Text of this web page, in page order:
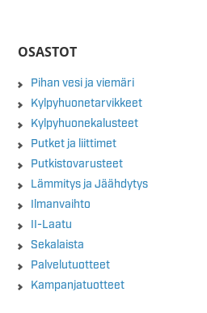
OSASTOT
Pihan vesi ja viemäri
Kylpyhuonetarvikkeet
Kylpyhuonekalusteet
Putket ja liittimet
Putkistovarusteet
Lämmitys ja Jäähdytys
Ilmanvaihto
II-Laatu
Sekalaista
Palvelutuotteet
Kampanjatuotteet